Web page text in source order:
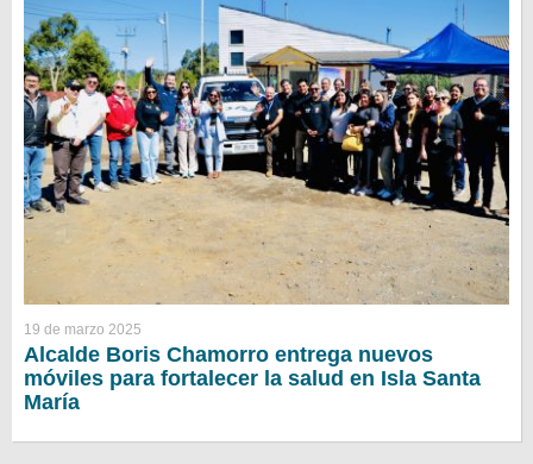
19 de marzo 2025
Alcalde Boris Chamorro entrega nuevos
móviles para fortalecer la salud en Isla Santa
María